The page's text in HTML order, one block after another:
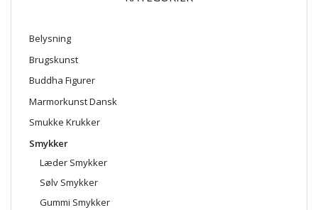
Belysning
Brugskunst
Buddha Figurer
Marmorkunst Dansk
Smukke Krukker
Smykker
Læder Smykker
Sølv Smykker
Gummi Smykker